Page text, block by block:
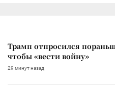
Трамп отпросился
чтобы «вести войну»
29 минут назад